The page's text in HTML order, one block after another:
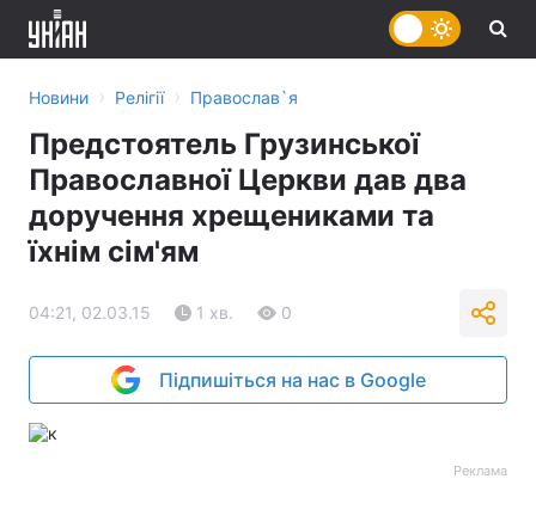
Новини › Релігії › Православ`я
Предстоятель Грузинської
Православної Церкви дав два
доручення хрещениками та
їхнім сім'ям
04:21, 02.03.15 1 хв. 0
Підпишіться на нас в Google
Реклама